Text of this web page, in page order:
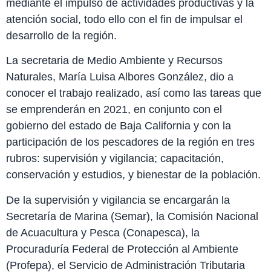
mediante el impulso de actividades productivas y la
atención social, todo ello con el fin de impulsar el
desarrollo de la región.
La secretaria de Medio Ambiente y Recursos
Naturales, María Luisa Albores González, dio a
conocer el trabajo realizado, así como las tareas que
se emprenderán en 2021, en conjunto con el
gobierno del estado de Baja California y con la
participación de los pescadores de la región en tres
rubros: supervisión y vigilancia; capacitación,
conservación y estudios, y bienestar de la población.
De la supervisión y vigilancia se encargarán la
Secretaría de Marina (Semar), la Comisión Nacional
de Acuacultura y Pesca (Conapesca), la
Procuraduría Federal de Protección al Ambiente
(Profepa), el Servicio de Administración Tributaria